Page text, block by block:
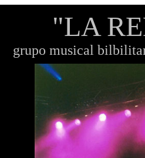
"LA
grupo musical